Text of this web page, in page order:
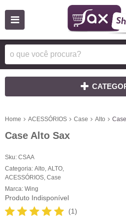
Home ACESSÓRIOS Case Alto
Case Alto Sax
Sku: CSAA
Categoria: Alto ALTO
ACESSÓRIOS Case
Marca: Wing
Produto Indisponível
(1)